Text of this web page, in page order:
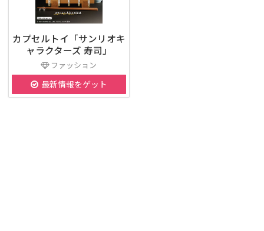
カプセルトイ「サンリオキ
ャラクターズ 寿司」
ファッション
最新情報をゲット